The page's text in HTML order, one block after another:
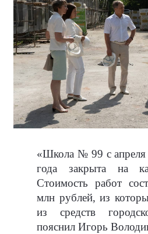
«Школа № 99 с апреля
года закрыта на
Стоимость работ
млн рублей, из
из средств
пояснил Игорь